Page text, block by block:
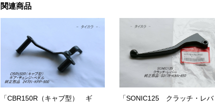
関連商品
「CBR150R（キャブ型） ギ
「SONIC125 クラッチ・レバ